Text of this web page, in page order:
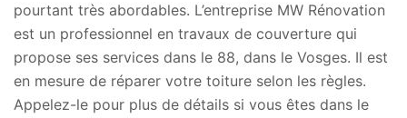
pourtant très abordables. L’entreprise MW Rénovation
est un professionnel en travaux de couverture qui
propose ses services dans le 88, dans le Vosges. Il est
en mesure de réparer votre toiture selon les règles.
Appelez-le pour plus de détails si vous êtes dans le